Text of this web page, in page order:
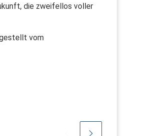
die zweifellos voller
vom